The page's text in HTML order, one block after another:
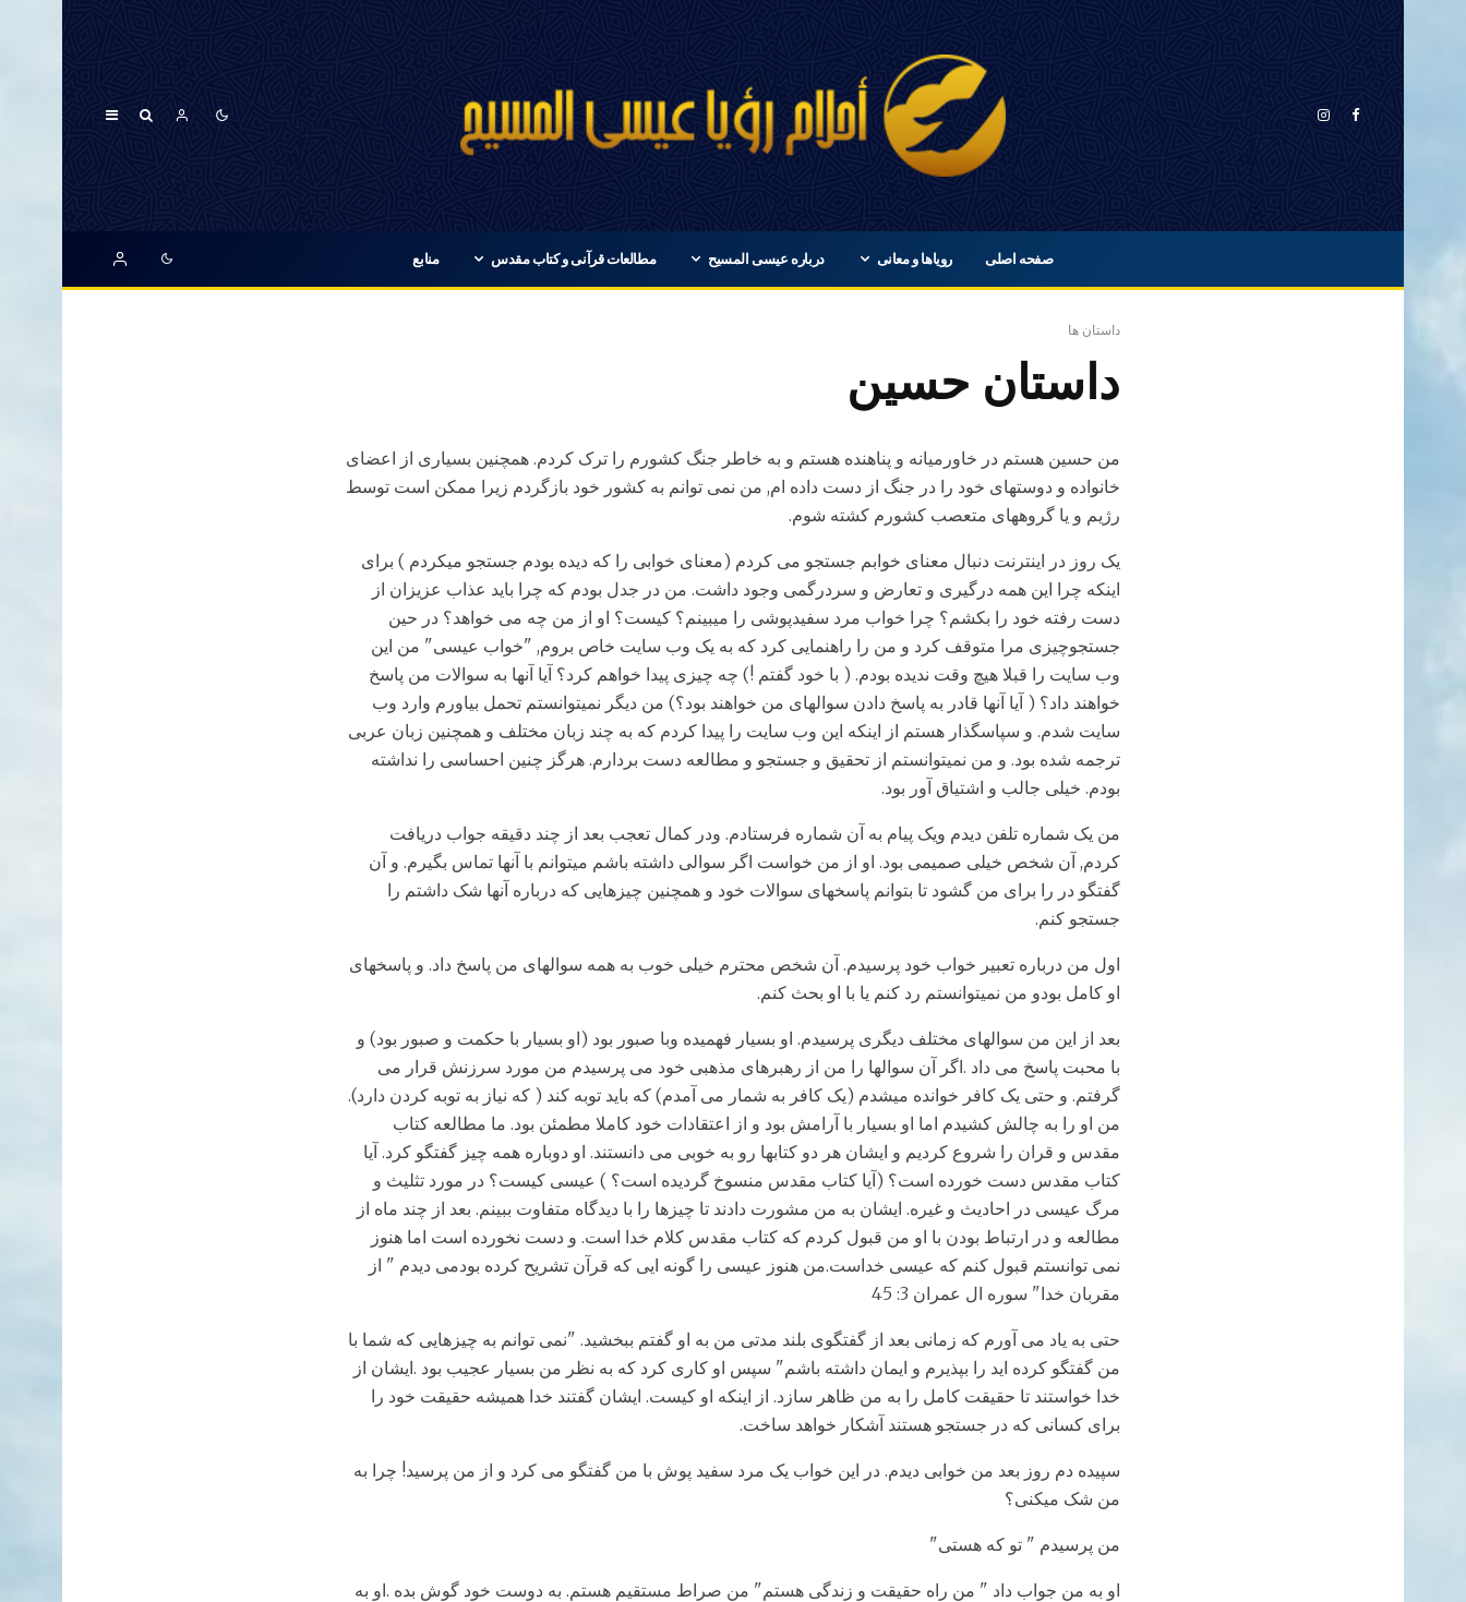
صفحه اصلی رویاها و معانی درباره عیسی المسیح مطالعات قرآنی و کتاب مقدس منابع
داستان ها
داستان حسین
من حسین هستم در خاورمیانه و پناهنده هستم و به خاطر جنگ کشورم را ترک کردم. همچنین بسیاری از اعضای
خانواده و دوستهای خود را در جنگ از دست داده ام, من نمی توانم به کشور خود بازگردم زیرا ممکن است توسط
رژیم و یا گروههای متعصب کشورم کشته شوم.
یک روز در اینترنت دنبال معنای خوابم جستجو می کردم (معنای خوابی را که دیده بودم جستجو میکردم ) برای
اینکه چرا این همه درگیری و تعارض و سردرگمی وجود داشت. من در جدل بودم که چرا باید عذاب عزیزان از
دست رفته خود را بکشم؟ چرا خواب مرد سفیدپوشی را میبینم؟ کیست؟ او از من چه می خواهد؟ در حین
جستجوچیزی مرا متوقف کرد و من را راهنمایی کرد که به یک وب سایت خاص بروم, "خواب عیسی" من این
وب سایت را قبلا هیچ وقت ندیده بودم. ( با خود گفتم !) چه چیزی پیدا خواهم کرد؟ آیا آنها به سوالات من پاسخ
خواهند داد؟ ( آیا آنها قادر به پاسخ دادن سوالهای من خواهند بود؟) من دیگر نمیتوانستم تحمل بیاورم وارد وب
سایت شدم. و سپاسگذار هستم از اینکه این وب سایت را پیدا کردم که به چند زبان مختلف و همچنین زبان عربی
ترجمه شده بود. و من نمیتوانستم از تحقیق و جستجو و مطالعه دست بردارم. هرگز چنین احساسی را نداشته
بودم. خیلی جالب و اشتیاق آور بود.
من یک شماره تلفن دیدم ویک پیام به آن شماره فرستادم. ودر کمال تعجب بعد از چند دقیقه جواب دریافت
کردم, آن شخص خیلی صمیمی بود. او از من خواست اگر سوالی داشته باشم میتوانم با آنها تماس بگیرم. و آن
گفتگو در را برای من گشود تا بتوانم پاسخهای سوالات خود و همچنین چیزهایی که درباره آنها شک داشتم را
جستجو کنم.
اول من درباره تعبیر خواب خود پرسیدم. آن شخص محترم خیلی خوب به همه سوالهای من پاسخ داد. و پاسخهای
او کامل بودو من نمیتوانستم رد کنم یا با او بحث کنم.
بعد از این من سوالهای مختلف دیگری پرسیدم. او بسیار فهمیده وبا صبور بود (او بسیار با حکمت و صبور بود) و
با محبت پاسخ می داد .اگر آن سوالها را من از رهبرهای مذهبی خود می پرسیدم من مورد سرزنش قرار می
گرفتم. و حتی یک کافر خوانده میشدم (یک کافر به شمار می آمدم) که باید توبه کند ( که نیاز به توبه کردن دارد).
من او را به چالش کشیدم اما او بسیار با آرامش بود و از اعتقادات خود کاملا مطمئن بود. ما مطالعه کتاب
مقدس و قران را شروع کردیم و ایشان هر دو کتابها رو به خوبی می دانستند. او دوباره همه چیز گفتگو کرد. آیا
کتاب مقدس دست خورده است؟ (آیا کتاب مقدس منسوخ گردیده است؟ ) عیسی کیست؟ در مورد تثليث و
مرگ عیسی در احاديث و غیره. ایشان به من مشورت دادند تا چیزها را با دیدگاه متفاوت ببینم. بعد از چند ماه از
مطالعه و در ارتباط بودن با او من قبول کردم که کتاب مقدس کلام خدا است. و دست نخورده است اما هنوز
نمی توانستم قبول کنم که عیسی خداست.من هنوز عیسی را گونه ایی که قرآن تشریح کرده بودمی دیدم " از
مقربان خدا" سوره ال عمران 3: 45
حتی به یاد می آورم که زمانی بعد از گفتگوی بلند مدتی من به او گفتم ببخشید. "نمی توانم به چیزهایی که شما با
من گفتگو کرده اید را بپذیرم و ایمان داشته باشم" سپس او کاری کرد که به نظر من بسیار عجیب بود .ایشان از
خدا خواستند تا حقیقت کامل را به من ظاهر سازد. از اینکه او کیست. ایشان گفتند خدا همیشه حقیقت خود را
برای کسانی که در جستجو هستند آشکار خواهد ساخت.
سپیده دم روز بعد من خوابی دیدم. در این خواب یک مرد سفید پوش با من گفتگو می کرد و از من پرسید! چرا به
من شک میکنی؟
من پرسیدم " تو که هستی"
او به من جواب داد " من راه حقیقت و زندگی هستم" من صراط مستقیم هستم. به دوست خود گوش بده .او به